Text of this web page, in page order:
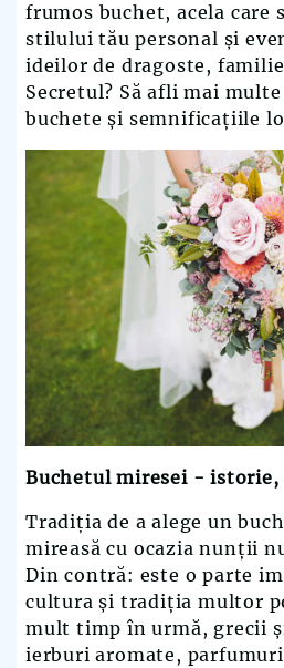
frumos buchet, acela care
stilului tău personal și
ideilor de dragoste,
Secretul? Să afli mai
buchete și semnificațiile
Buchetul miresei - istorie,
Tradiția de a alege un
mireasă cu ocazia nunții
Din contră: este o parte
cultura și tradiția multor
mult timp în urmă, grecii
ierburi aromate,